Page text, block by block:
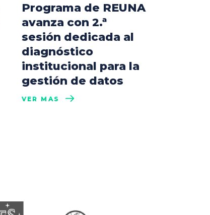
Programa de REUNA
avanza con 2.ª
sesión dedicada al
diagnóstico
institucional para la
gestión de datos
VER MÁS